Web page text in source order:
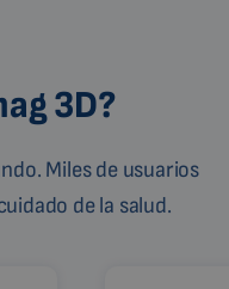
3D?
Miles de usuarios
de la salud.